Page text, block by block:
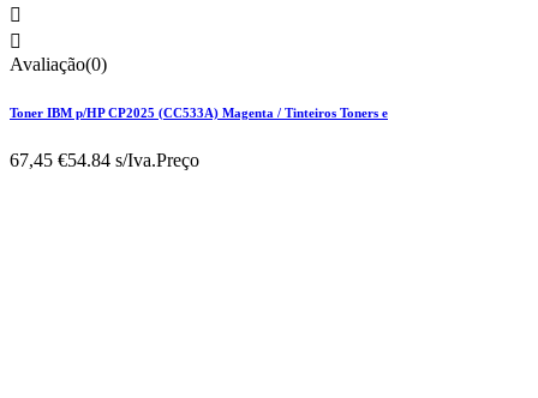


Avaliação(0)
Toner IBM p/HP CP2025 (CC533A) Magenta / Tinteiros Toners e
67,45 €54.84 s/Iva.Preço